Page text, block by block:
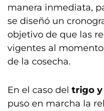
manera inmediata,
se diseñó un
objetivo de que las
vigentes al
de la cosecha.
En el caso del trigo y
puso en marcha la